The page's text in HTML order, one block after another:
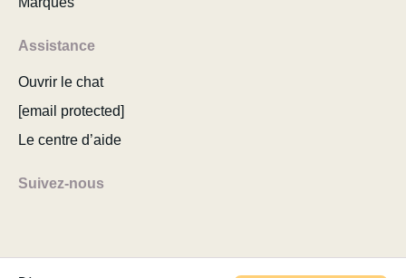
Assistance
Ouvrir le chat
[email protected]
Le centre d’aide
Suivez-nous